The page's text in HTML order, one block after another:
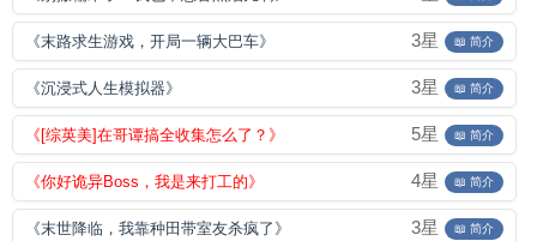
《末路求生游戏，开局一辆大巴车》 3星 📖 简介
《沉浸式人生模拟器》 3星 📖 简介
《[综英美]在哥谭搞全收集怎么了？》 5星 📖 简介
《你好诡异Boss，我是来打工的》 4星 📖 简介
《末世降临，我靠种田带室友杀疯了》 3星 📖 简介